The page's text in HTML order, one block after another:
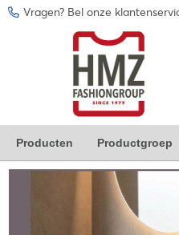
Vragen? Bel onze
Producten Productgroep